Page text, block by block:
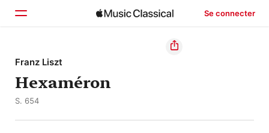
Se connecter
Accueil
Parcourir
Franz Liszt
Hexaméron
S. 654